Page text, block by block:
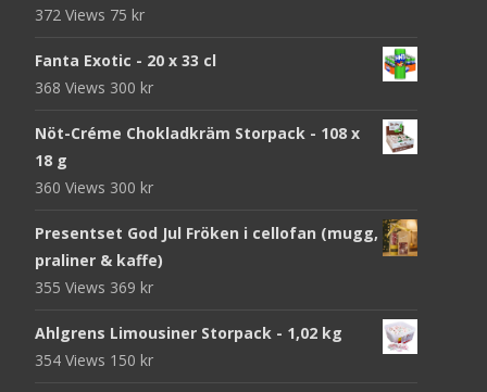
372 Views 75 kr
Fanta Exotic - 20 x 33 cl
368 Views 300 kr
Nöt-Créme Chokladkräm Storpack - 108 x
18 g
360 Views 300 kr
Presentset God Jul Fröken i cellofan (mugg,
praliner & kaffe)
355 Views 369 kr
Ahlgrens Limousiner Storpack - 1,02 kg
354 Views 150 kr